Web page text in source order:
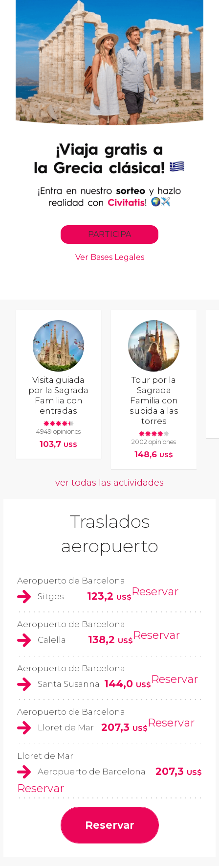
Visita guiada
por la Sagrada
Familia con
entradas
4949 opiniones
103,7 US$
Tour por la
Sagrada
Familia con
subida a las
torres
2002 opiniones
148,6 US$
ver todas las actividades
Traslados
aeropuerto
Aeropuerto de Barcelona
Sitges
123,2 US$Reservar
Aeropuerto de Barcelona
Calella
138,2 US$Reservar
Aeropuerto de Barcelona
Santa Susanna 144,0 US$Reservar
Aeropuerto de Barcelona
Lloret de Mar
207,3 US$Reservar
Lloret de Mar
Aeropuerto de Barcelona
207,3 US$
Reservar
Reservar